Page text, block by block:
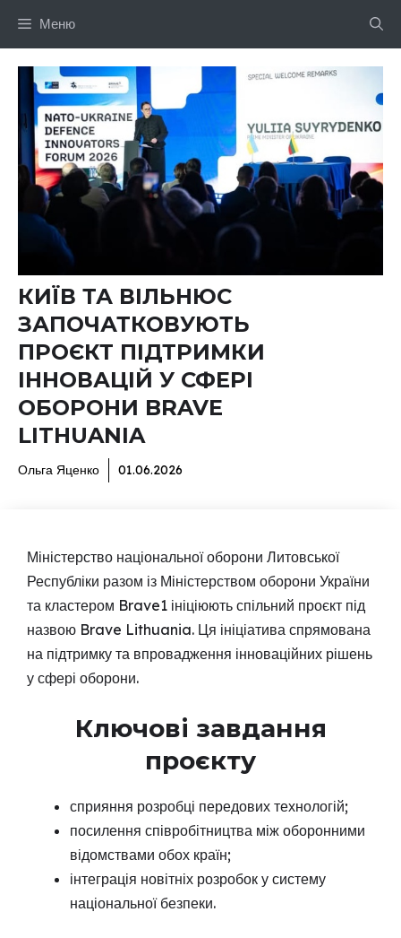
Меню
КИЇВ ТА ВІЛЬНЮС
ЗАПОЧАТКОВУЮТЬ
ПРОЄКТ ПІДТРИМКИ
ІННОВАЦІЙ У СФЕРІ
ОБОРОНИ BRAVE
LITHUANIA
Ольга Яценко 01.06.2026
Міністерство національної оборони Литовської
Республіки разом із Міністерством оборони України
та кластером Brave1 ініціюють спільний проєкт під
назвою Brave Lithuania. Ця ініціатива спрямована
на підтримку та впровадження інноваційних рішень
у сфері оборони.
Ключові завдання
проєкту
сприяння розробці передових технологій;
посилення співробітництва між оборонними
відомствами обох країн;
інтеграція новітніх розробок у систему
національної безпеки.